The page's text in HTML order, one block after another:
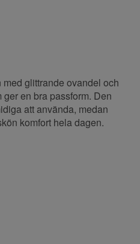
glittrande ovandel och
en bra passform. Den
att använda, medan
komfort hela dagen.